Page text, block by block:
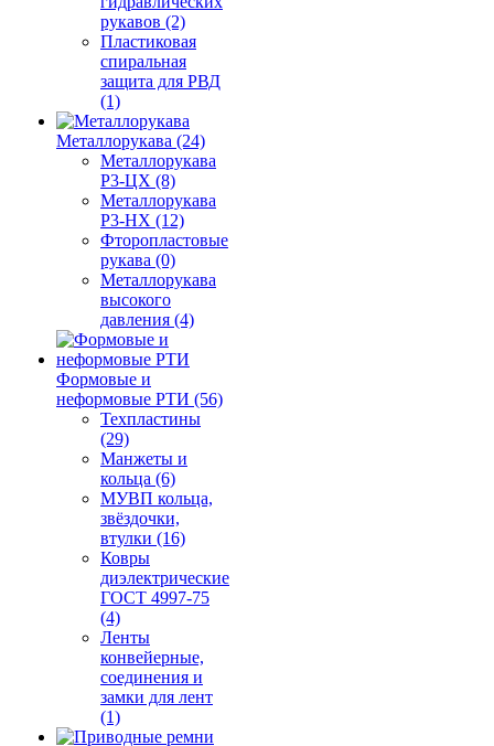
рукавов (2)
Пластиковая
спиральная
защита для РВД
(1)
Металлорукава (24)
Металлорукава
Р3-ЦХ (8)
Металлорукава
Р3-НХ (12)
Фторопластовые
рукава (0)
Металлорукава
высокого
давления (4)
Формовые и
неформовые РТИ (56)
Техпластины
(29)
Манжеты и
кольца (6)
МУВП кольца,
звёздочки,
втулки (16)
Ковры
диэлектрические
ГОСТ 4997-75
(4)
Ленты
конвейерные,
соединения и
замки для лент
(1)